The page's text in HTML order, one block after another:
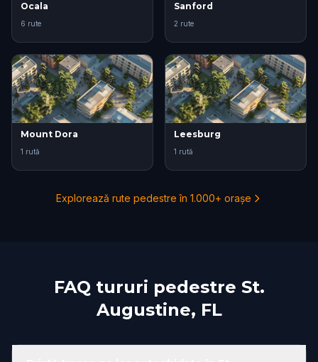
Ocala
6 rute
Sanford
2 rute
Mount Dora
1 rută
Leesburg
1 rută
Explorează rute pedestre în 1.000+ orașe
FAQ tururi pedestre St.
Augustine, FL